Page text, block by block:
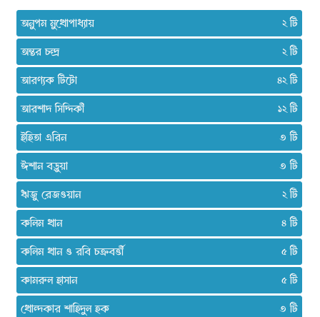
অনুপম মুখোপাধ্যায়
২
অন্তর চন্দ্র
২
আরণ্যক টিটো
৪২
আরশাদ সিদ্দিকী
১২
ইহিতা এরিন
৩
ঈশান বড়ুয়া
৩
ঋজু রেজওয়ান
২
কলিম খান
৪
কলিম খান ও রবি চক্রবর্ত্তী
৫
কামরুল হাসান
৫
খোন্দকার শাহিদুল হক
৩